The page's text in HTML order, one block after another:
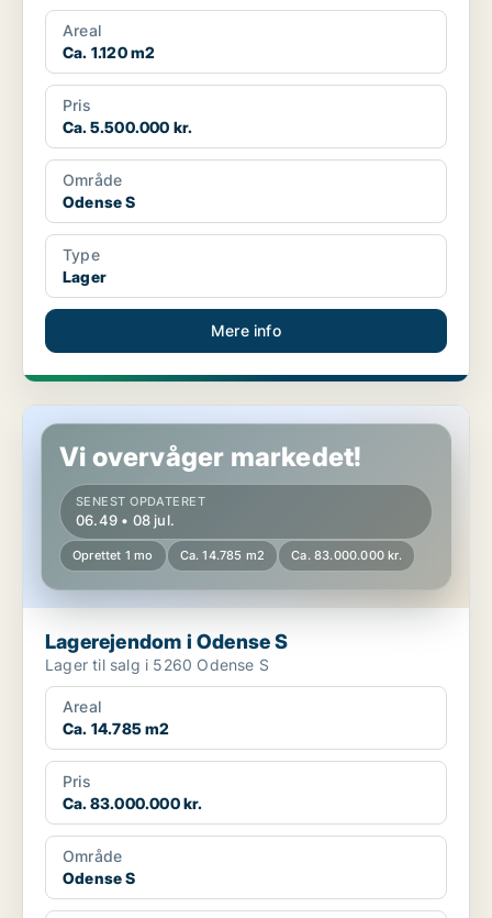
Areal
Ca. 1.120 m2
Pris
Ca. 5.500.000 kr.
Område
Odense S
Type
Lager
Mere info
Lagerejendom i Odense S
Vi overvåger markedet!
SENEST OPDATERET
06.49 • 08 jul.
Oprettet 1 mo Ca. 14.785 m2 Ca. 83.000.000 kr.
Lagerejendom i Odense S
Lager til salg i 5260 Odense S
Areal
Ca. 14.785 m2
Pris
Ca. 83.000.000 kr.
Område
Odense S